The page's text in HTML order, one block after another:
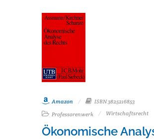
Amazon
ISBN 3825216853
Professorenwerk
Wirtschaftsrecht
Ökonomische